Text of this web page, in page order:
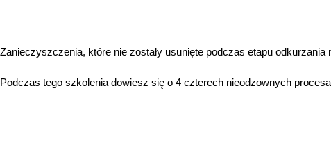
Zanieczyszczenia, które nie zostały usunięte podczas etapu odkurzania
Podczas tego szkolenia dowiesz się o 4 czterech nieodzownych